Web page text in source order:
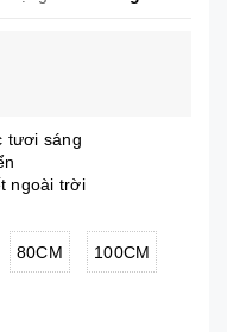
tươi sáng
ngoài trời
80CM 100CM